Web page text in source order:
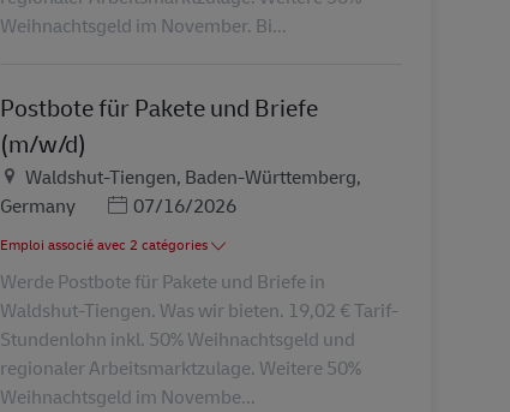
Weihnachtsgeld im November. Bi...
Postbote für Pakete und Briefe
(m/w/d)
LieuWaldshut-Tiengen, Baden-Württemberg,
Germany
Posted Date
07/16/2026
Emploi associé avec 2 catégories
Werde Postbote für Pakete und Briefe in
Waldshut-Tiengen. Was wir bieten. 19,02 € Tarif-
Stundenlohn inkl. 50% Weihnachtsgeld und
regionaler Arbeitsmarktzulage. Weitere 50%
Weihnachtsgeld im Novembe...